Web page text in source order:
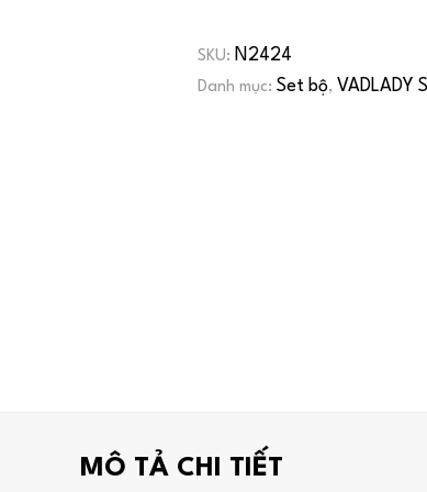
SKU: N2424
Danh mục: Set bộ, VADLADY
MÔ TẢ CHI TIẾT